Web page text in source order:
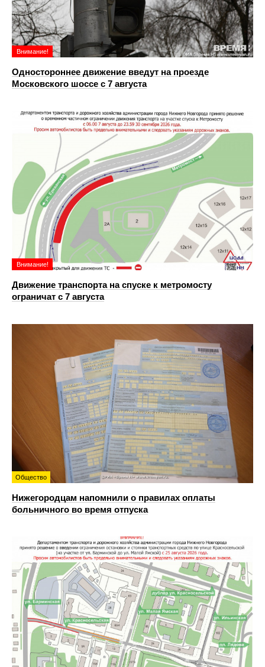
Внимание!
Одностороннее движение введут на проезде
Московского шоссе с 7 августа
Внимание!
Движение транспорта на спуске к метромосту
ограничат с 7 августа
Общество
Нижегородцам напомнили о правилах оплаты
больничного во время отпуска